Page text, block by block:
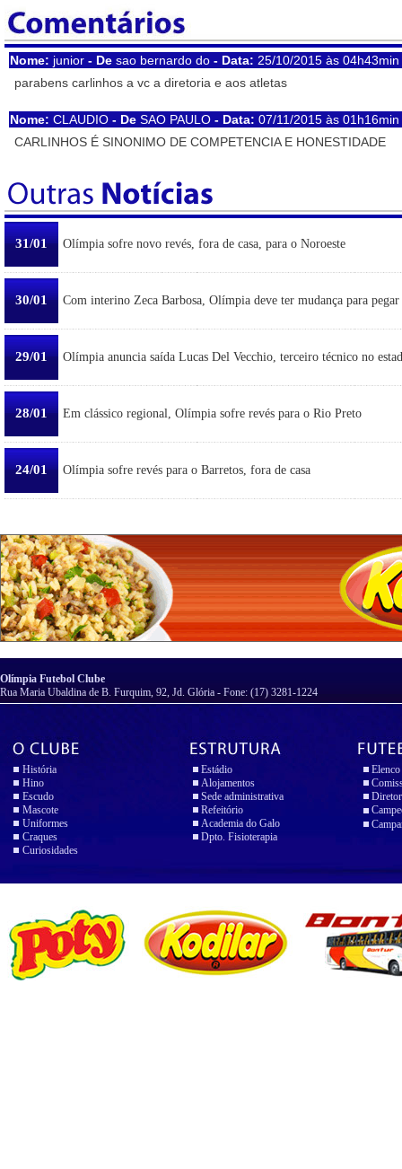
Nome: junior - De sao bernardo do - Data: 25/10/2015 às
parabens carlinhos a vc a diretoria e aos atletas
Nome: CLAUDIO - De SAO PAULO - Data: 07/11/2015 às
CARLINHOS É SINONIMO DE COMPETENCIA E HONESTIDADE
31/01 Olímpia sofre novo revés, fora de casa, para o Noroeste
30/01 Com interino Zeca Barbosa, Olímpia deve ter mudança para pegar
29/01 Olímpia anuncia saída Lucas Del Vecchio, terceiro técnico no
28/01 Em clássico regional, Olímpia sofre revés para o Rio Preto
24/01 Olímpia sofre revés para o Barretos, fora de casa
Olímpia Futebol Clube
Rua Maria Ubaldina de B. Furquim, 92, Jd. Glória - Fone: (17) 3281-1224
História
Hino
Escudo
Mascote
Uniformes
Craques
Curiosidades
Estádio
Alojamentos
Sede administrativa
Refeitório
Academia do Galo
Dpto. Fisioterapia
Elenco